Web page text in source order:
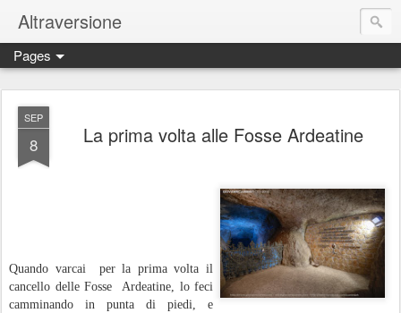
Altraversione
Pages
SEP
8 La prima volta alle Fosse Ardeatine
Quando varcai
per la prima volta il
cancello delle Fosse
Ardeatine, lo feci
camminando in punta di piedi, e